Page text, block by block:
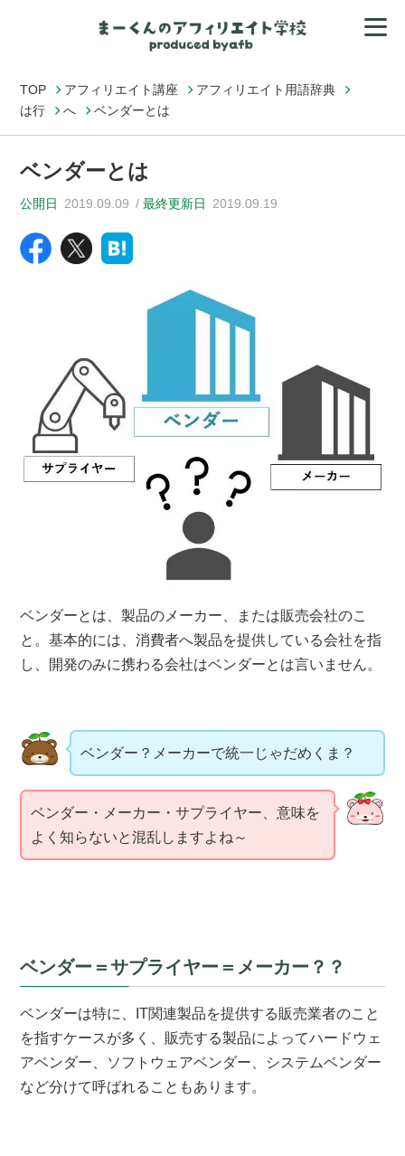
TOP アフィリエイト講座
アフィリエイト用語辞典
は行
へ ベンダーとは
ベンダーとは
公開日 2019.09.09 最終更新日 2019.09.19
ベンダーとは、製品のメーカー、または販売会社のこ
と。基本的には、消費者へ製品を提供している会社を指
し、開発のみに携わる会社はベンダーとは言いません。
ベンダー？メーカーで統一じゃだめくま？
ベンダー・メーカー・サプライヤー、意味を
よく知らないと混乱しますよね～
ベンダー＝サプライヤー＝メーカー？？
ベンダーは特に、IT関連製品を提供する販売業者のこと
を指すケースが多く、販売する製品によってハードウェ
アベンダー、ソフトウェアベンダー、システムベンダー
など分けて呼ばれることもあります。